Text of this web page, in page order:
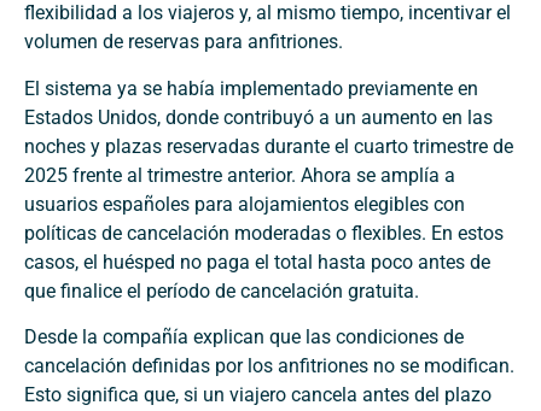
flexibilidad a los viajeros y, al mismo tiempo, incentivar el
volumen de reservas para anfitriones.
El sistema ya se había implementado previamente en
Estados Unidos, donde contribuyó a un aumento en las
noches y plazas reservadas durante el cuarto trimestre de
2025 frente al trimestre anterior. Ahora se amplía a
usuarios españoles para alojamientos elegibles con
políticas de cancelación moderadas o flexibles. En estos
casos, el huésped no paga el total hasta poco antes de
que finalice el período de cancelación gratuita.
Desde la compañía explican que las condiciones de
cancelación definidas por los anfitriones no se modifican.
Esto significa que, si un viajero cancela antes del plazo